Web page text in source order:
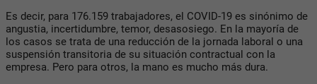
Es decir, para 176.159 trabajadores, el COVID-19 es sinónimo de
angustia, incertidumbre, temor, desasosiego. En la mayoría de
los casos se trata de una reducción de la jornada laboral o una
suspensión transitoria de su situación contractual con la
empresa. Pero para otros, la mano es mucho más dura.